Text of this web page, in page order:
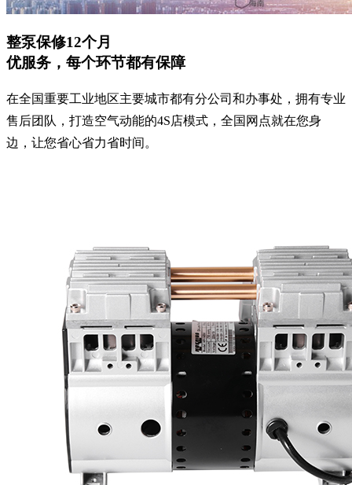
整泵保修12个月
优服务，每个环节都有保障
在全国重要工业地区主要城市都有分公司和办事处，拥有专业
售后团队，打造空气动能的4S店模式，全国网点就在您身
边，让您省心省力省时间。